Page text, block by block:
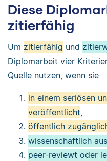
Diese
zitierfähig
Um zitierfähig und
Diplomarbeit vier
Quelle nutzen, wenn sie
in einem seriösen
veröffentlicht,
öffentlich
wissenschaftlich
peer-reviewt oder